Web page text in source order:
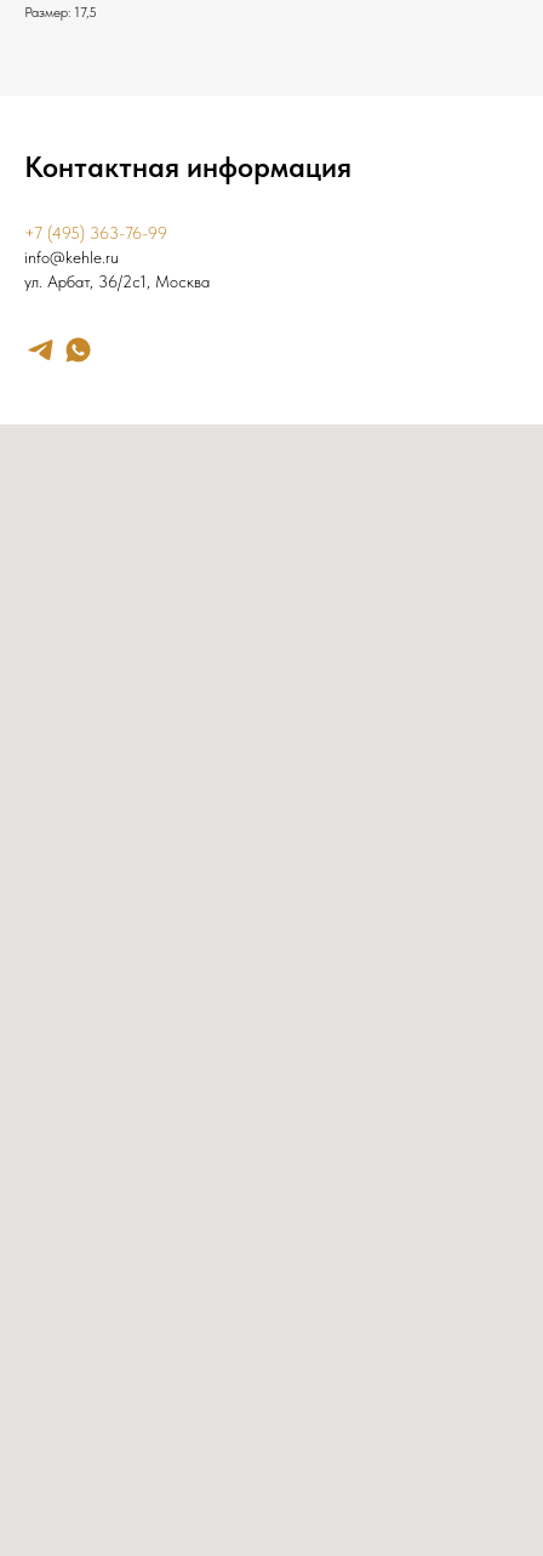
Размер: 17,5
Контактная информация
+7 (495) 363-76-99
info@kehle.ru
ул. Арбат, 36/2с1, Москва